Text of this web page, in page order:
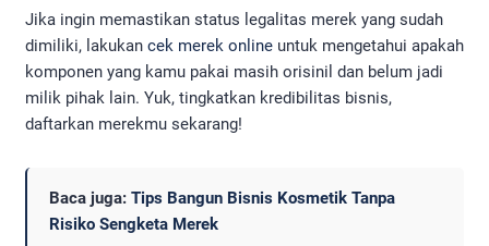
Jika ingin memastikan status legalitas merek yang sudah
dimiliki, lakukan cek merek online untuk mengetahui apakah
komponen yang kamu pakai masih orisinil dan belum jadi
milik pihak lain. Yuk, tingkatkan kredibilitas bisnis,
daftarkan merekmu sekarang!
Baca juga: Tips Bangun Bisnis Kosmetik Tanpa
Risiko Sengketa Merek